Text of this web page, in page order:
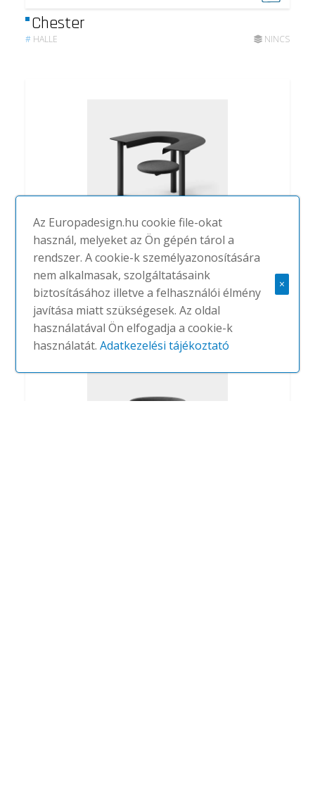
Chester
# HALLE NINCS
Siu szék
HALLE NINCS
Az Europadesign.hu cookie file-okat
használ, melyeket az Ön gépén tárol a
rendszer. A cookie-k személyazonosítására
nem alkalmasak, szolgáltatásaink
biztosításához illetve a felhasználói élmény
javítása miatt szükségesek. Az oldal
használatával Ön elfogadja a cookie-k
használatát.Adatkezelési tájékoztató
×